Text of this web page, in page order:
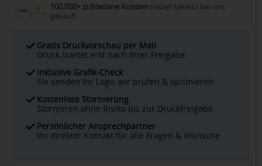
100.000+ zufriedene Kunden haben bereits bei uns
gekauft
Gratis Druckvorschau per Mail
Druck startet erst nach Ihrer Freigabe
Inklusive Grafik-Check
Sie senden Ihr Logo, wir prüfen & optimieren
Kostenlose Stornierung
Stornieren ohne Risiko bis zur Druckfreigabe
Persönlicher Ansprechpartner
Ihr direkter Kontakt für alle Fragen & Wünsche